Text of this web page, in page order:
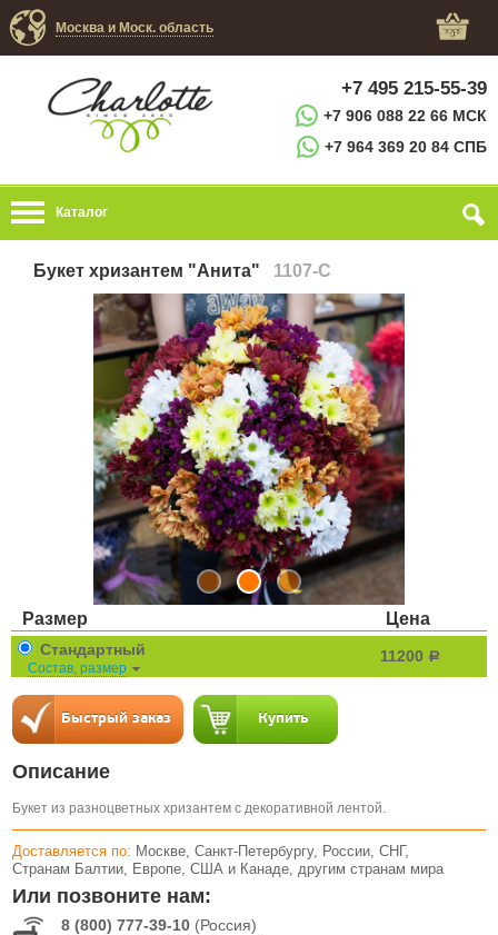
Москва и Моск. область
+7 495 215-55-39
+7 906 088 22 66 МСК
+7 964 369 20 84 СПБ
Каталог
Букет хризантем "Анита" 1107-C
Размер Цена
Стандартный
Состав, размер
11200 a
Описание
Букет из разноцветных хризантем с декоративной лентой.
Доставляется по: Москве, Санкт-Петербургу, России, СНГ,
Странам Балтии, Европе, США и Канаде, другим странам мира
Или позвоните нам:
8 (800) 777-39-10 (Россия)